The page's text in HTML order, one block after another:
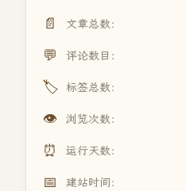
📄 文章总数：
💬 评论数目：
🏷️ 标签总数：
👁️ 浏览次数：
⏰ 运行天数：
📅 建站时间：